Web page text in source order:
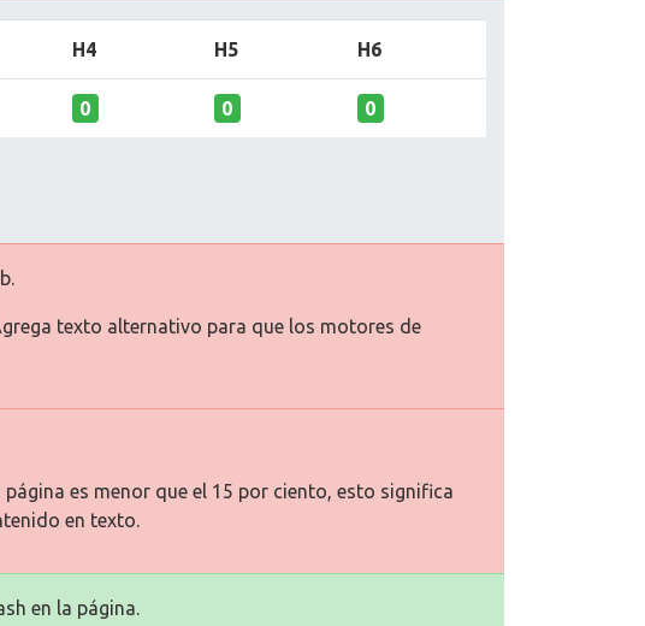
H4 H5 H6
0 0 0
texto alternativo para que los motores de
es menor que el 15 por ciento, esto significa
en texto.
en la página.